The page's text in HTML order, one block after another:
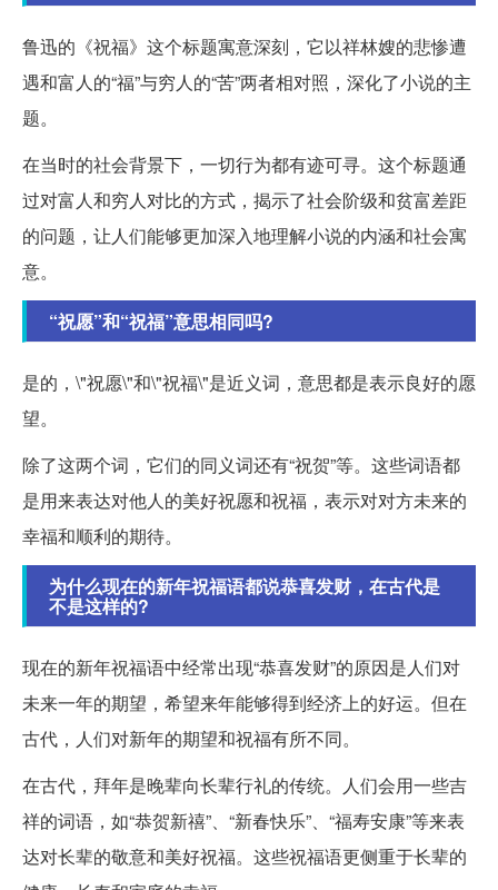
鲁迅的《祝福》这个标题寓意深刻，它以祥林嫂的悲惨遭
遇和富人的“福”与穷人的“苦”两者相对照，深化了小说的主
题。
在当时的社会背景下，一切行为都有迹可寻。这个标题通
过对富人和穷人对比的方式，揭示了社会阶级和贫富差距
的问题，让人们能够更加深入地理解小说的内涵和社会寓
意。
“祝愿”和“祝福”意思相同吗?
是的，\"祝愿\"和\"祝福\"是近义词，意思都是表示良好的愿
望。
除了这两个词，它们的同义词还有“祝贺”等。这些词语都
是用来表达对他人的美好祝愿和祝福，表示对对方未来的
幸福和顺利的期待。
为什么现在的新年祝福语都说恭喜发财，在古代是
不是这样的?
现在的新年祝福语中经常出现“恭喜发财”的原因是人们对
未来一年的期望，希望来年能够得到经济上的好运。但在
古代，人们对新年的期望和祝福有所不同。
在古代，拜年是晚辈向长辈行礼的传统。人们会用一些吉
祥的词语，如“恭贺新禧”、“新春快乐”、“福寿安康”等来表
达对长辈的敬意和美好祝福。这些祝福语更侧重于长辈的